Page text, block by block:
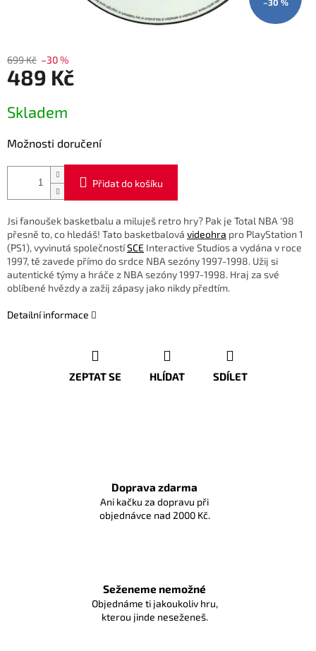
–30 %
699 Kč –30 %
489 Kč
cena:
Skladem
Možnosti doručení
Přidat do košíku
Jsi fanoušek basketbalu a miluješ retro hry? Pak je Total NBA '98
přesně to, co hledáš! Tato basketbalová videohra pro PlayStation 1
(PS1), vyvinutá společnostíSCE Interactive Studios a vydána v roce
1997, tě zavede přímo do srdce NBA sezóny 1997-1998. Užij si
autentické týmy a hráče z NBA sezóny 1997-1998. Hraj za své
oblíbené hvězdy a zažij zápasy jako nikdy předtím.
Detailní informace
ZEPTAT SE HLÍDAT SDÍLET
Doprava zdarma
Ani kačku za dopravu při
objednávce nad 2000 Kč.
Seženeme nemožné
Objednáme ti jakoukoliv hru,
kterou jinde neseženeš.